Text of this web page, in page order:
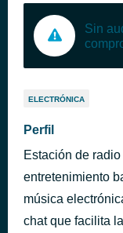
Sin
ELECTRÓNICA
Perfil
Estación de
entretenimiento
música
chat que facilita